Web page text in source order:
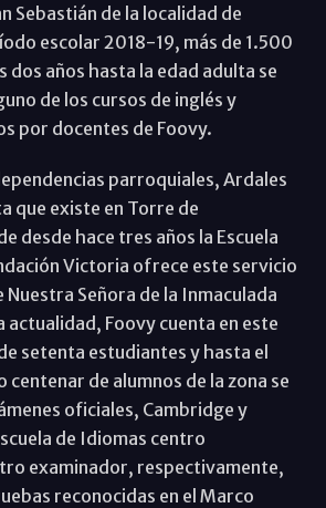
Sebastián de la localidad de
escolar 2018-19, más de 1.500
dos años hasta la edad adulta se
de los cursos de inglés y
por docentes de Foovy.
parroquiales, Ardales
que existe en Torre de
desde hace tres años la Escuela
Victoria ofrece este servicio
Nuestra Señora de la Inmaculada
actualidad, Foovy cuenta en este
setenta estudiantes y hasta el
centenar de alumnos de la zona se
oficiales, Cambridge y
de Idiomas centro
examinador, respectivamente,
reconocidas en el Marco